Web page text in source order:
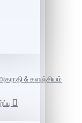
& களஞ்சியம்